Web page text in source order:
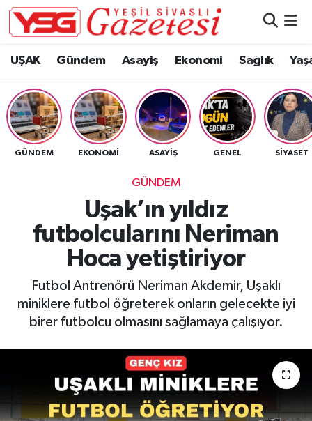
UŞAK Gündem Asayiş Ekonomi Sağlık
GÜNDEM EKONOMI ASAYIŞ GENEL SIYASET
GÜNDEM
Uşak’ın yıldız
futbolcularını Neriman
Hoca yetiştiriyor
Futbol Antrenörü Neriman Akdemir, Uşaklı
miniklere futbol öğreterek onların gelecekte iyi
birer futbolcu olmasını sağlamaya çalışıyor.
Hava Durumu
Namaz Vakitleri
Trafik Durumu
Tüm Manşetler
Son Dakika Haberleri
Haber Arşivi